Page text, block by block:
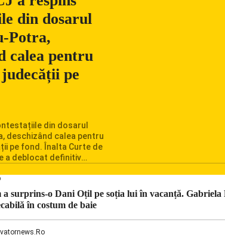
din dosarul
Potra,
calea pentru
pe
din dosarul
deschizând calea pentru
pe fond. Înalta Curte de
a deblocat definitiv
20 de persoane sunt
îndreptate împotriva ordinii
ședința din camera
de la instanța
a surprins-o Dani Oțil pe soția lui în vacanță.
în costum de baie